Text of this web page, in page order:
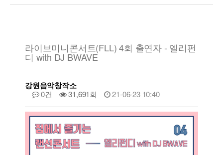
라이브미니콘서트(FLL) 4회 출연자 - 엘리펀
디 with DJ BWAVE
강원음악창작소
0건 31,691회 21-06-23 10:40